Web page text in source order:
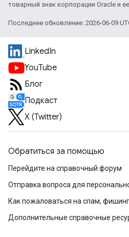
товарный знак корпорации Oracle и
Последнее обновление: 2026-06-09
LinkedIn
YouTube
Блог
Подкаст
X (Twitter)
Обратиться за помощью
Перейдите на справочный форум
Отправка вопроса для
Как пожаловаться на спам,
Дополнительные справочные